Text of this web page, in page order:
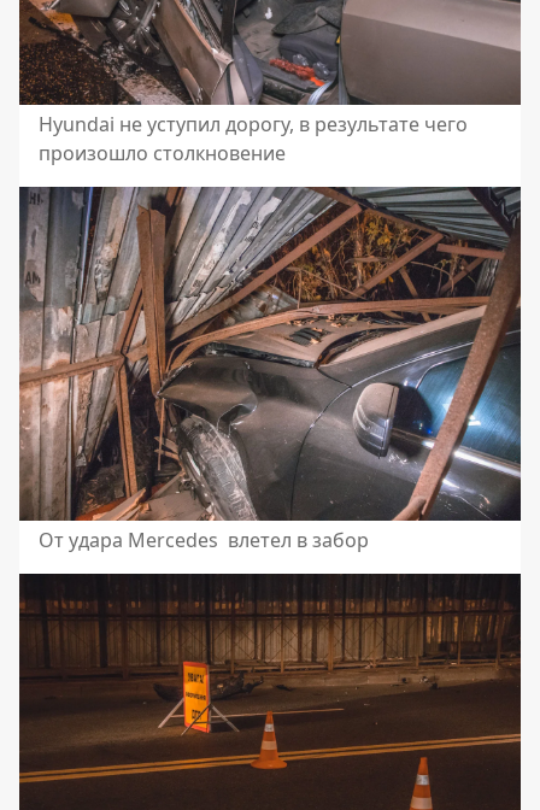
Hyundai не уступил дорогу, в результате чего
произошло столкновение
От удара Mercedes влетел в забор